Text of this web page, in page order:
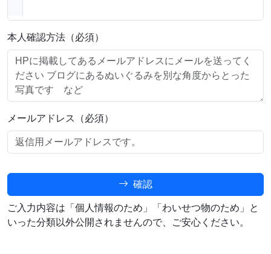
本人確認方法（必須）
メールアドレス（必須）
確認
ご入力内容は「個人情報のため」「わいせつ物のため」と
いった分類以外公開されませんので、ご安心ください。